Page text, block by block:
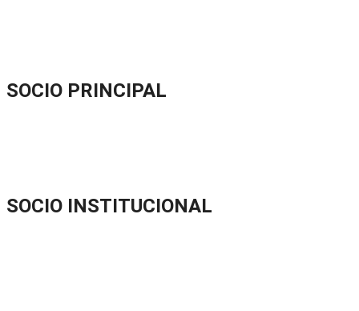
SOCIO PRINCIPAL
SOCIO INSTITUCIONAL